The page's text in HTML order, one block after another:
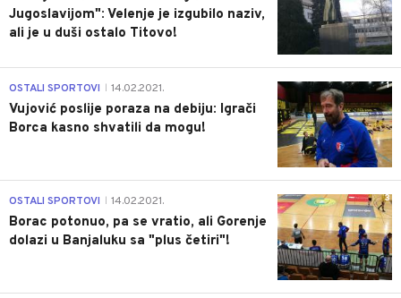
Jugoslavijom": Velenje je izgubilo naziv,
ali je u duši ostalo Titovo!
1
OSTALI SPORTOVI 14.02.2021.
Vujović poslije poraza na debiju: Igrači
Borca kasno shvatili da mogu!
3
OSTALI SPORTOVI 14.02.2021.
Borac potonuo, pa se vratio, ali Gorenje
dolazi u Banjaluku sa "plus četiri"!